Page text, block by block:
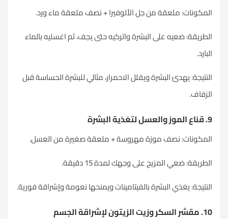
المكونات: ملعقة من جل الألوفيرا + نصف ملعقة ماء ورد.
الطريقة: ضعيه على البشرة واتركيه حتى يجف، ثم اغسليه بالماء
البارد.
النتيجة: يهدئ البشرة ويقلل الاحمرار، مثالي للبشرة الحساسة قبل
الزفاف.
9. قناع الموز والعسل لتغذية البشرة
المكونات: نصف موزة مهروسة + ملعقة صغيرة من العسل.
الطريقة: ضعي المزيج على وجهك لمدة 15 دقيقة.
النتيجة: يغذي البشرة بالفيتامينات ويمنحها نعومة وإشراقة فورية.
10. مقشر السكر وزيت الزيتون لإشراقة الجسم